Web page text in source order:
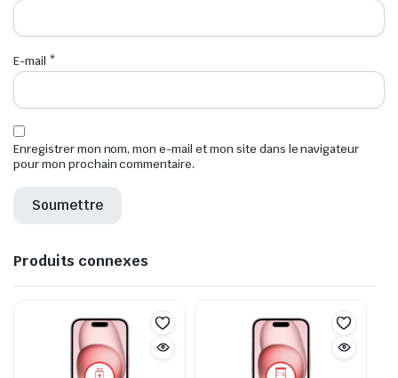
E-mail *
Enregistrer mon nom, mon e-mail et mon site dans le navigateur
pour mon prochain commentaire.
Produits connexes